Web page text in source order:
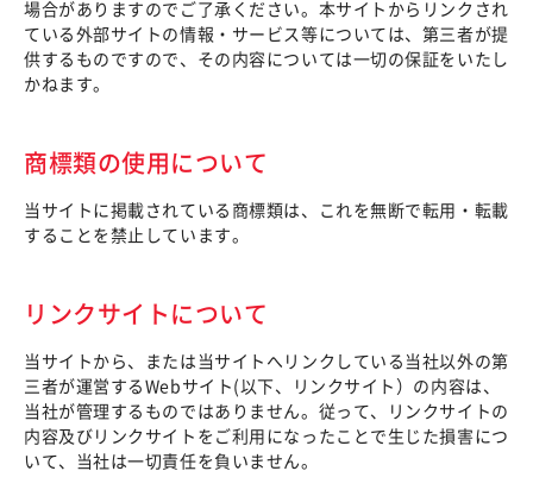
場合がありますのでご了承ください。本サイトからリンクされ
ている外部サイトの情報・サービス等については、第三者が提
供するものですので、その内容については一切の保証をいたし
かねます。
商標類の使用について
当サイトに掲載されている商標類は、これを無断で転用・転載
することを禁止しています。
リンクサイトについて
当サイトから、または当サイトへリンクしている当社以外の第
三者が運営するWebサイト(以下、リンクサイト）の内容は、
当社が管理するものではありません。従って、リンクサイトの
内容及びリンクサイトをご利用になったことで生じた損害につ
いて、当社は一切責任を負いません。